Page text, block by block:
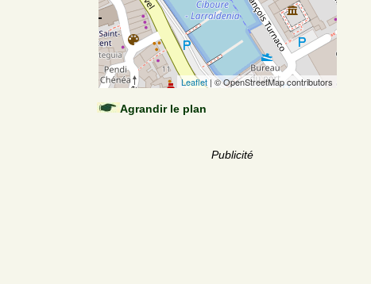
Leaflet | © OpenStreetMap contributors
Agrandir le plan
Publicité